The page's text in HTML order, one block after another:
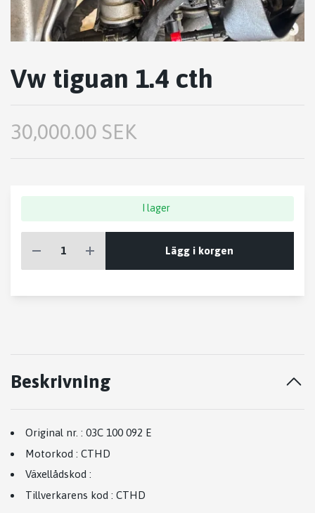
Vw tiguan 1.4 cth
30,000.00 SEK
I lager
Lägg i korgen
Beskrivning
Original nr. : 03C 100 092 E
Motorkod : CTHD
Växellådskod :
Tillverkarens kod : CTHD